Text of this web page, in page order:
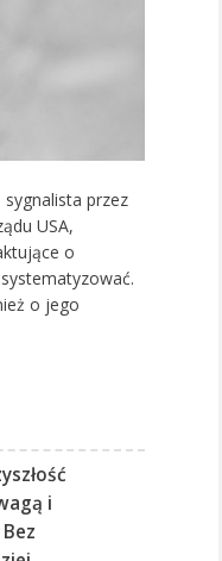
sygnalista przez
USA,
o
o jego
i